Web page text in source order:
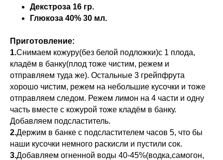
Декстроза 16 гр.
Глюкоза 40% 30 мл.
Приготовление:
1.Снимаем кожуру(без белой подложки)с 1 плода,
кладём в банку(плод тоже чистим, режем и
отправляем туда же). Остальные 3 грейпфрута
хорошо чистим, режем на небольшие кусочки и тоже
отправляем следом. Режем лимон на 4 части и одну
часть вместе с кожурой тоже кладём в банку.
Добавляем подсластитель.
2.Держим в банке с подсластителем часов 5, что бы
наши кусочки немного раскисли и пустили сок.
3.Добавляем огненной воды 40-45%(водка,самогон,